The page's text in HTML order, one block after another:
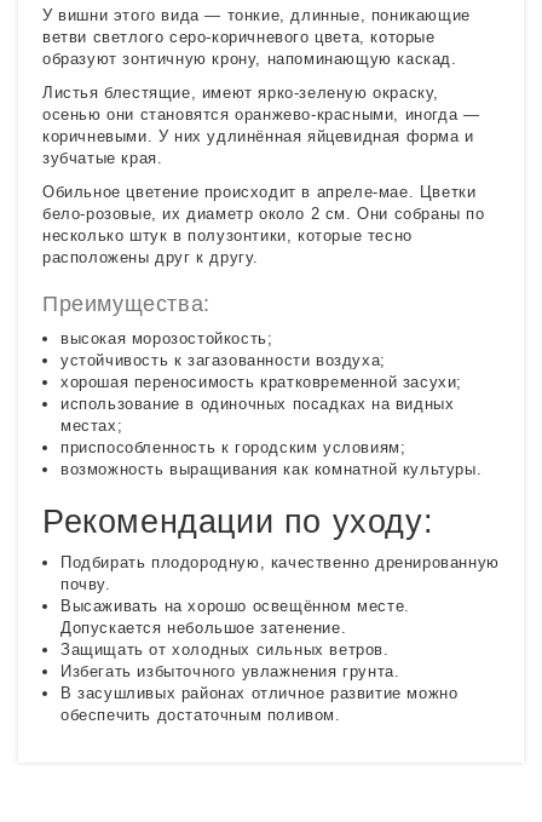
У вишни этого вида — тонкие, длинные, поникающие
ветви светлого серо-коричневого цвета, которые
образуют зонтичную крону, напоминающую каскад.
Листья блестящие, имеют ярко-зеленую окраску,
осенью они становятся оранжево-красными, иногда —
коричневыми. У них удлинённая яйцевидная форма и
зубчатые края.
Обильное цветение происходит в апреле-мае. Цветки
бело-розовые, их диаметр около 2 см. Они собраны по
несколько штук в полузонтики, которые тесно
расположены друг к другу.
Преимущества:
высокая морозостойкость;
устойчивость к загазованности воздуха;
хорошая переносимость кратковременной засухи;
использование в одиночных посадках на видных
местах;
приспособленность к городским условиям;
возможность выращивания как комнатной культуры.
Рекомендации по уходу:
Подбирать плодородную, качественно дренированную
почву.
Высаживать на хорошо освещённом месте.
Допускается небольшое затенение.
Защищать от холодных сильных ветров.
Избегать избыточного увлажнения грунта.
В засушливых районах отличное развитие можно
обеспечить достаточным поливом.